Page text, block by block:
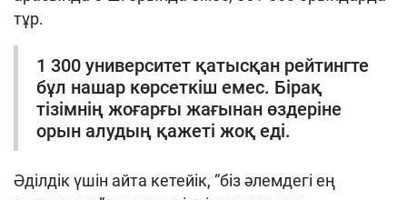
тұр.
1 300 университет қатысқан рейтингте
бұл нашар көрсеткіш емес. Бірақ
тізімнің жоғарғы жағынан өздеріне
орын алудың қажеті жоқ еді.
Әділдік үшін айта кетейік, “біз әлемдегі ең